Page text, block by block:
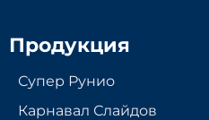
Продукция
Супер Рунио
Карнавал Слайдов